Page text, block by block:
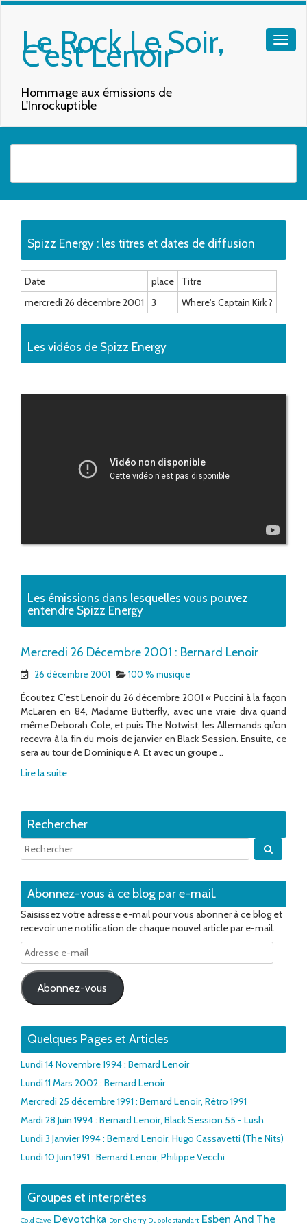
Le Rock Le Soir,
C'est Lenoir
Hommage aux émissions de
L'Inrockuptible
Spizz Energy : les titres et dates de diffusion
Date place
Titre
mercredi 26 décembre 2001
3 Where's Captain Kirk ?
Les vidéos de Spizz Energy
Les émissions dans lesquelles vous pouvez
entendre Spizz Energy
Mercredi 26 Décembre 2001 : Bernard Lenoir
26 décembre 2001 100 % musique
Écoutez C’est Lenoir du 26 décembre 2001 « Puccini à la façon
McLaren en 84, Madame Butterfly, avec une vraie diva quand
même Deborah Cole, et puis The Notwist, les Allemands qu’on
recevra à la fin du mois de janvier en Black Session. Ensuite, ce
sera au tour de Dominique A. Et avec un groupe ..
Lire la suite
Rechercher
Abonnez-vous à ce blog par e-mail.
Saisissez votre adresse e-mail pour vous abonner à ce blog et
recevoir une notification de chaque nouvel article par e-mail.
Adresse
e-
mail
Abonnez-vous
Quelques Pages et Articles
Lundi 14 Novembre 1994 : Bernard Lenoir
Lundi 11 Mars 2002 : Bernard Lenoir
Mercredi 25 décembre 1991 : Bernard Lenoir, Rétro 1991
Mardi 28 Juin 1994 : Bernard Lenoir, Black Session 55 - Lush
Lundi 3 Janvier 1994 : Bernard Lenoir, Hugo Cassavetti (The Nits)
Lundi 10 Juin 1991 : Bernard Lenoir, Philippe Vecchi
Groupes et interprètes
Cold Cave Devotchka Don Cherry Dubblestandart Esben And The